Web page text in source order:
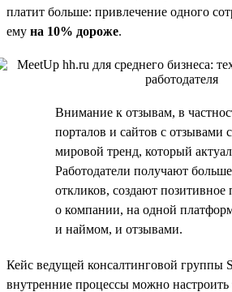
платит больше: привлечение одного
ему на 10% дороже.
Внимание к отзывам, в
порталов и сайтов с отзывами
мировой тренд, который
Работодатели получают
откликов, создают позитивное
о компании, на одной
и наймом, и отзывами.
Кейс ведущей консалтинговой группы
внутренние процессы можно настроить